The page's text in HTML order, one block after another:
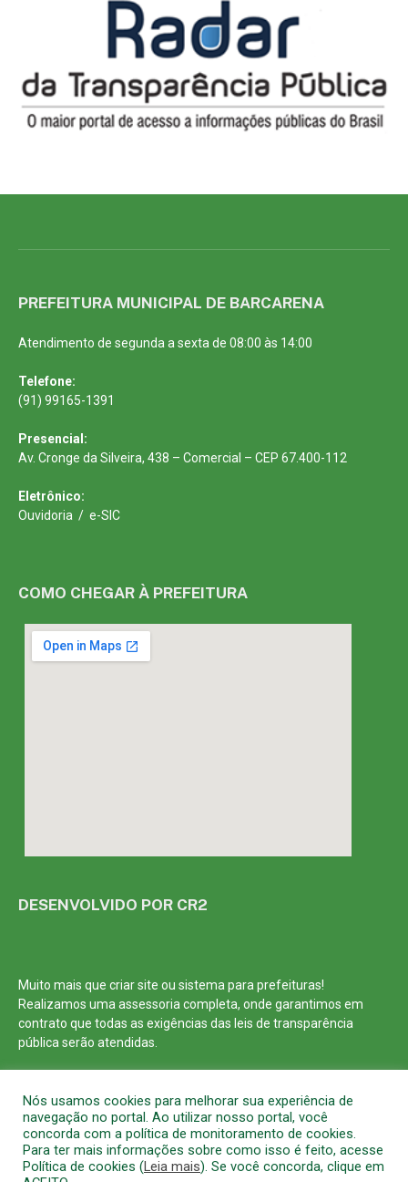
PREFEITURA MUNICIPAL DE BARCARENA
Atendimento de segunda a sexta de 08:00 às 14:00
Telefone:
(91) 99165-1391
Presencial:
Av. Cronge da Silveira, 438 – Comercial – CEP 67.400-112
Eletrônico:
Ouvidoria / e-SIC
COMO CHEGAR À PREFEITURA
DESENVOLVIDO POR CR2
Muito mais que criar site ou sistema para prefeituras!
Realizamos umaassessoriacompleta, onde garantimos em
contrato que todas as exigências das leis de transparência
públicaserão atendidas.
Todos os direitos reservados a Prefeitura Municipal de Barcarena
Nós usamos cookies para melhorar sua experiência de
navegação no portal. Ao utilizar nosso portal, você
concorda com a política de monitoramento de cookies.
Para ter mais informações sobre como isso é feito, acesse
Política de cookies (Leia mais). Se você concorda, clique em